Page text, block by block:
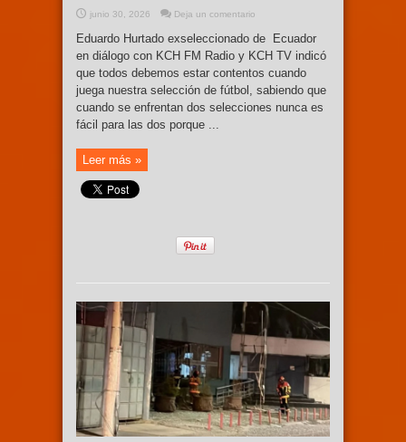
junio 30, 2026 Deja un comentario
Eduardo Hurtado exseleccionado de Ecuador
en diálogo con KCH FM Radio y KCH TV indicó
que todos debemos estar contentos cuando
juega nuestra selección de fútbol, sabiendo que
cuando se enfrentan dos selecciones nunca es
fácil para las dos porque ...
Leer más »